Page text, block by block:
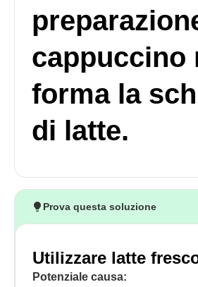
cappuccino
forma la
di latte.
Prova questa soluzione
Utilizzare latte
Potenziale causa: